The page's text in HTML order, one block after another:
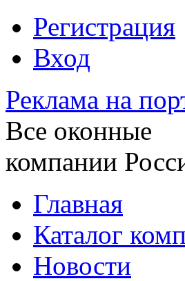
Регистрация
Вход
Реклама на
Все оконные
компании
Главная
Каталог
Новости